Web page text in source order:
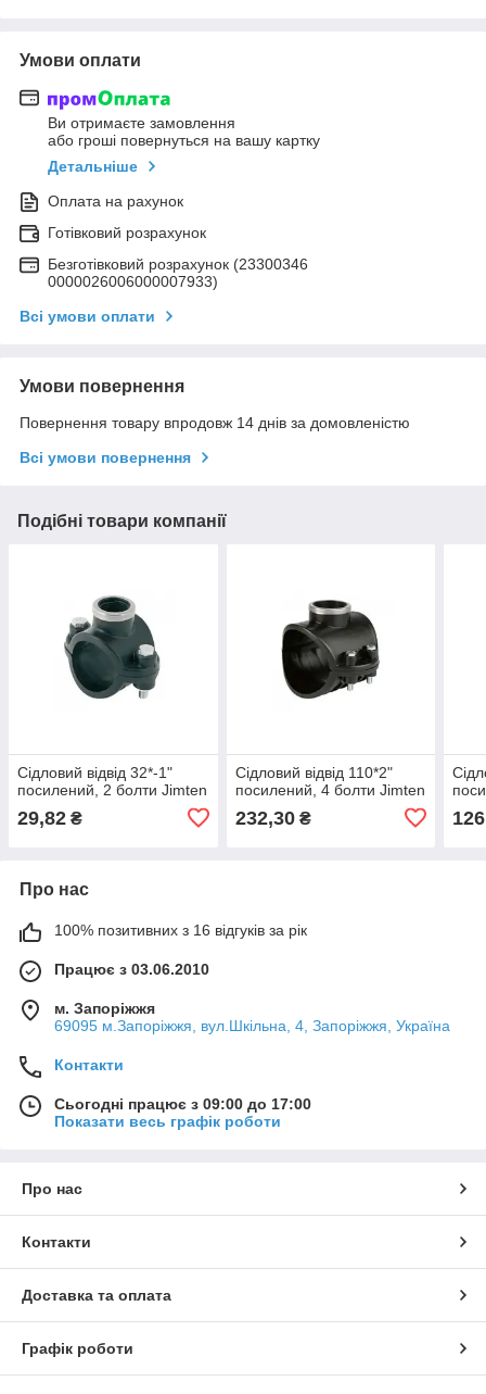
Умови оплати
Ви отримаєте замовлення
або гроші повернуться на вашу картку
Детальніше
Оплата на рахунок
Готівковий розрахунок
Безготівковий розрахунок (23300346
0000026006000007933)
Всі умови оплати
Умови повернення
Повернення товару впродовж 14 днів за домовленістю
Всі умови повернення
Подібні товари компанії
Сідловий відвід 32*-1"
посилений, 2 болти Jimten
29,82 ₴
Сідловий відвід 110*2"
посилений, 4 болти Jimten
232,30₴
Про нас
100% позитивних з 16 відгуків за рік
Працює з 03.06.2010
м. Запоріжжя
69095 м.Запоріжжя, вул.Шкільна, 4, Запоріжжя, Україна
Контакти
Сьогодні працює з 09:00 до 17:00
Показати весь графік роботи
Про нас
Контакти
Доставка та оплата
Графік роботи